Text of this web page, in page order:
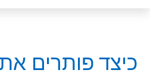
כיצד פותרים את